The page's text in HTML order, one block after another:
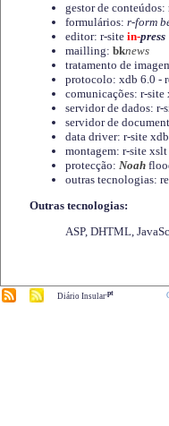
gestor de conteúdos:
formulários: r-form
editor: r-site in-press
mailling: bknews
tratamento de
protocolo: xdb 6.0 -
comunicações: r-
servidor de dados: r-
servidor de
data driver: r-site
montagem: r-site
protecção: Noah
outras tecnologias:
Outras tecnologias:
ASP, DHTML,
Diário Insular.pt